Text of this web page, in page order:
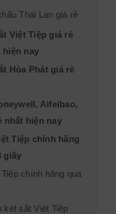
Thái Lan giá rẻ
Việt Tiệp giá rẻ
nay
Hòa Phát giá rẻ
Aifeibao,
nhất hiện nay
Tiệp chính hãng
giây
chính hãng qua
két sắt Việt Tiệp